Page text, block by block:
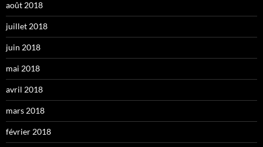
août 2018
juillet 2018
juin 2018
mai 2018
avril 2018
mars 2018
février 2018